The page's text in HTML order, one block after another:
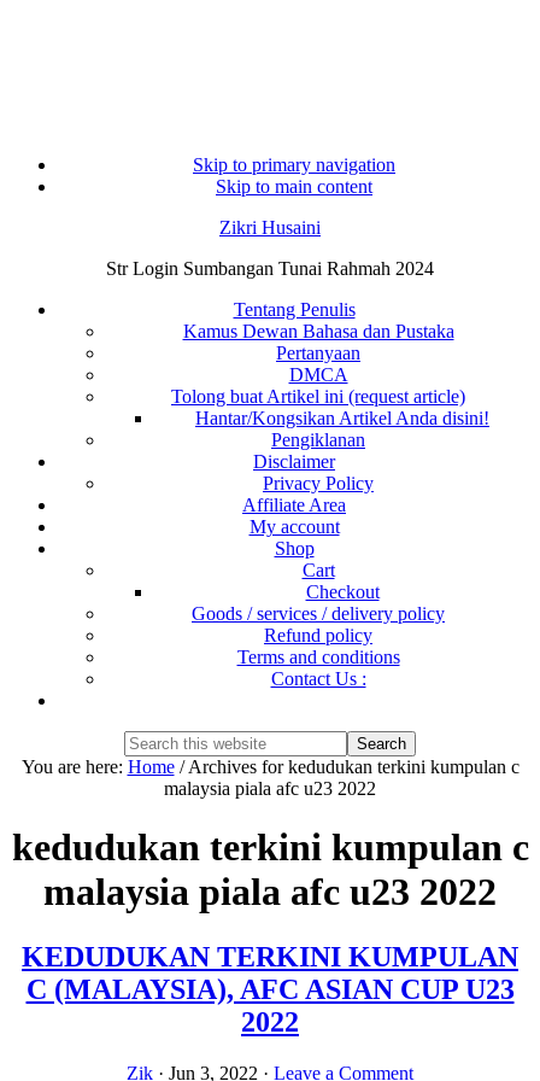
Skip to primary navigation
Skip to main content
Zikri Husaini
Str Login Sumbangan Tunai Rahmah 2024
Tentang Penulis
Kamus Dewan Bahasa dan Pustaka
Pertanyaan
DMCA
Tolong buat Artikel ini (request article)
Hantar/Kongsikan Artikel Anda disini!
Pengiklanan
Disclaimer
Privacy Policy
Affiliate Area
My account
Shop
Cart
Checkout
Goods / services / delivery policy
Refund policy
Terms and conditions
Contact Us :
Search
this
website
Hide
Search
You are here: Home /Archives for kedudukan terkini kumpulan c
malaysia piala afc u23 2022
kedudukan terkini kumpulan c
malaysia piala afc u23 2022
KEDUDUKAN TERKINI KUMPULAN
C (MALAYSIA), AFC ASIAN CUP U23
2022
Zik · Jun 3, 2022 · Leave a Comment